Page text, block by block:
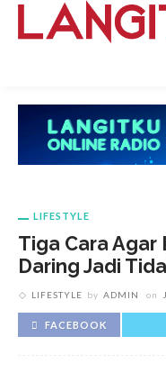
LIFESTYLE
Tiga Cara
Daring Jadi
LIFESTYLE by ADMIN on
FACEBOOK